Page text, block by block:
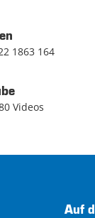
1863 164
Videos
Auf